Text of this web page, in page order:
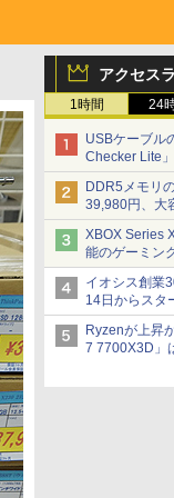
アクセス
1時間 24
USBケーブル
Checker Lite
ンパクトに 7
DDR5メモリ
39,980円、大
[8月前半のメ
XBOX Series
能のゲーミン
【石田賀津男
イオシス創業
14日からスタ
Ryzenが上昇
7 7700X3D」
7800X3D」